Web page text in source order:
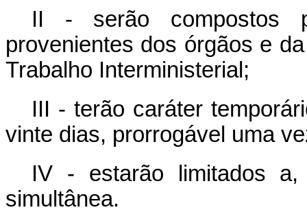
II - serão compostos
provenientes dos órgãos e
Trabalho Interministerial;
III - terão caráter
vinte dias, prorrogável uma
IV - estarão limitados
simultânea.